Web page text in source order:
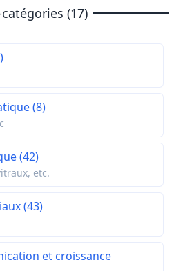
(17)
(8)
(42)
etc.
(43)
et croissance